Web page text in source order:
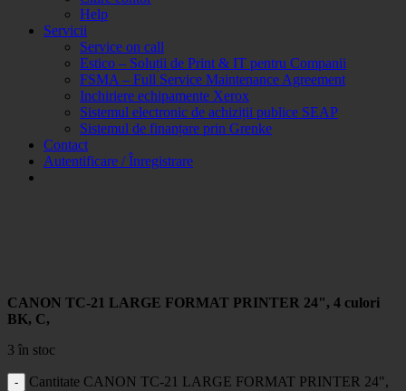
Help
Servicii
Service on call
Estico – Soluții de Print & IT pentru Companii
FSMA – Full Service Maintenance Agreement
Inchiriere echipamente Xerox
Sistemul electronic de achiziții publice SEAP
Sistemul de finanțare prin Grenke
Contact
Autentificare / Înregistrare
CANON TC-21 LARGE FORMAT PRINTER 24", 4 culori
BK, C,
3 în stoc
Cantitate CANON TC-21 LARGE FORMAT PRINTER 24",